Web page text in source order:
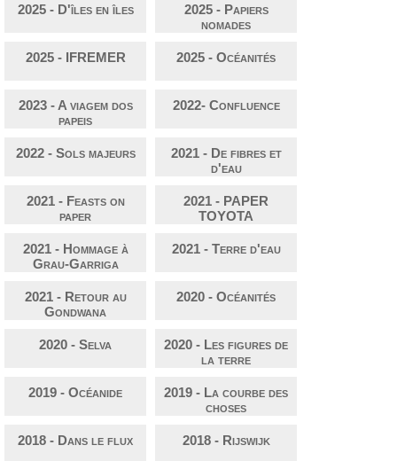
2025 - D'îles en îles
2025 - Papiers
nomades
2025 - IFREMER 2025 - Océanités
2023 - A viagem dos
papeis
2022- Confluence
2022 - Sols majeurs
2021 - De fibres et
d'eau
2021 - Feasts on
paper
2021 - PAPER
TOYOTA
2021 - Hommage à
Grau-Garriga
2021 - Terre d'eau
2021 - Retour au
Gondwana
2020 - Océanités
2020 - Selva
2020 - Les figures de
la terre
2019 - Océanide
2019 - La courbe des
choses
2018 - Dans le flux 2018 - Rijswijk